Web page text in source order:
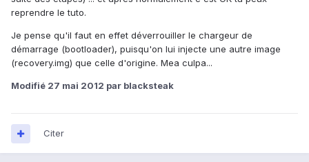
reprendre le tuto.
Je pense qu'il faut en effet déverrouiller le chargeur de
démarrage (bootloader), puisqu'on lui injecte une autre image
(recovery.img) que celle d'origine. Mea culpa...
Modifié 27 mai 2012 par blacksteak
Citer